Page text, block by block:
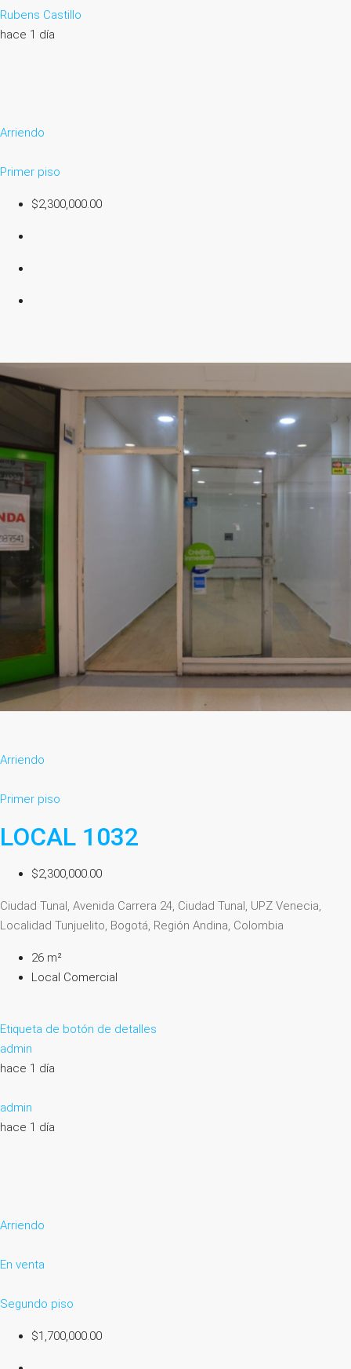
Rubens Castillo
hace 1 día
Arriendo
Primer piso
$2,300,000.00
Arriendo
Primer piso
LOCAL 1032
$2,300,000.00
Ciudad Tunal, Avenida Carrera 24, Ciudad Tunal, UPZ Venecia,
Localidad Tunjuelito, Bogotá, Región Andina, Colombia
26 m²
Local Comercial
Etiqueta de botón de detalles
admin
hace 1 día
admin
hace 1 día
Arriendo
En venta
Segundo piso
$1,700,000.00